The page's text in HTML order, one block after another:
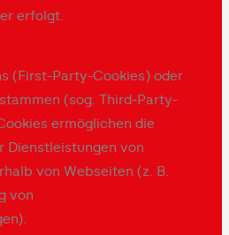
erfolgt.
(First-Party-Cookies) oder
(sog. Third-Party-
ermöglichen die
Dienstleistungen von
von Webseiten (z. B.
von